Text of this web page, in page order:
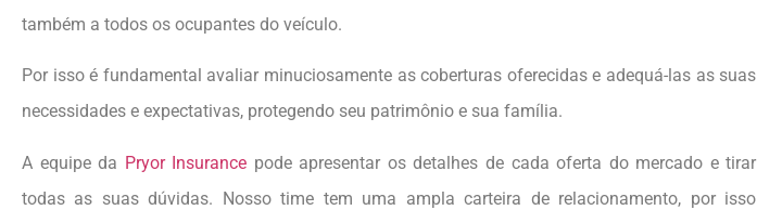
também a todos os ocupantes do veículo.
Por isso é fundamental avaliar minuciosamente as coberturas oferecidas e adequá-las as suas
necessidades e expectativas, protegendo seu patrimônio e sua família.
A equipe da Pryor Insurance pode apresentar os detalhes de cada oferta do mercado e tirar
todas as suas dúvidas. Nosso time tem uma ampla carteira de relacionamento, por isso